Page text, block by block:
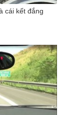
cái kết đắng